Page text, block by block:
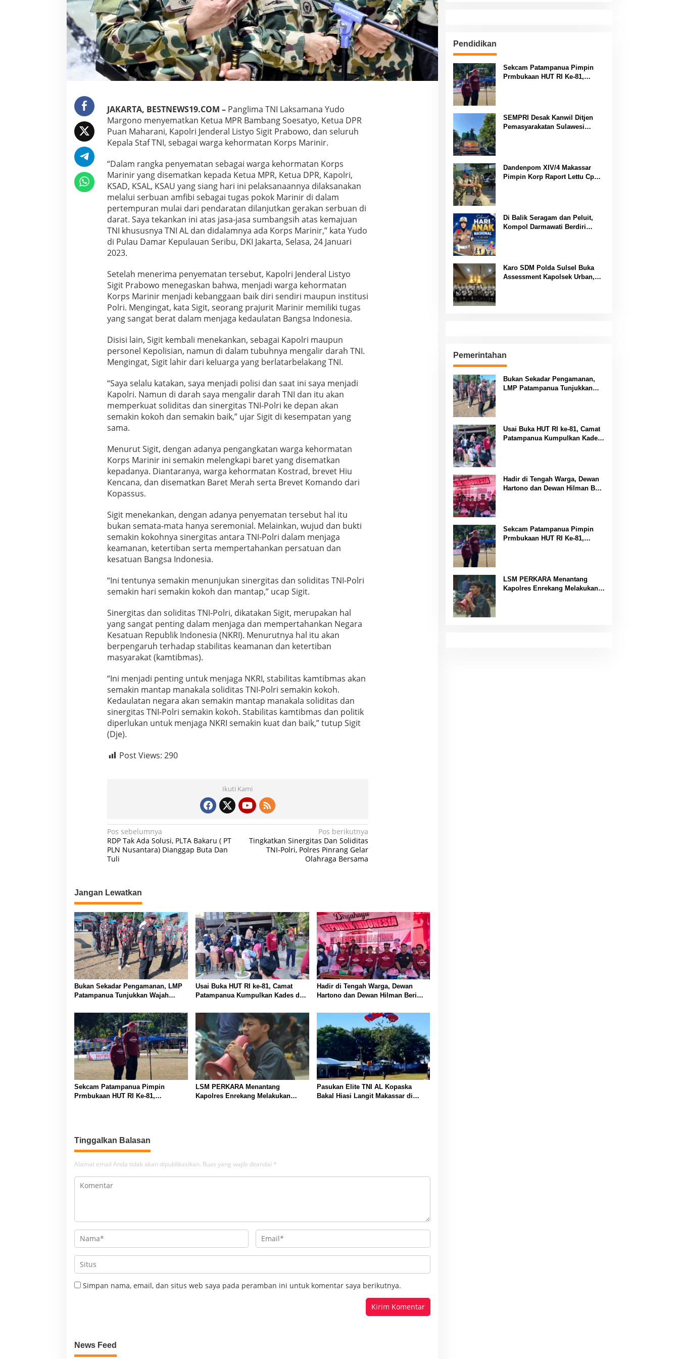
r
m
a
t
a
n
M
a
r
i
r
,
S
r
g
i
t
s
T
N
I
l
r
i
M
k
n
K
o
k
h
JAKARTA, BESTNEWS19.COM –Panglima TNI Laksamana Yudo
Margono menyematkan Ketua MPR Bambang Soesatyo, Ketua DPR
Puan Maharani, Kapolri Jenderal Listyo Sigit Prabowo, dan seluruh
Kepala Staf TNI, sebagai warga kehormatan Korps Marinir.
“Dalam rangka penyematan sebagai warga kehormatan Korps
Marinir yang disematkan kepada Ketua MPR, Ketua DPR, Kapolri,
KSAD, KSAL, KSAU yang siang hari ini pelaksanaannya dilaksanakan
melalui serbuan amfibi sebagai tugas pokok Marinir di dalam
pertempuran mulai dari pendaratan dilanjutkan gerakan serbuan di
darat. Saya tekankan ini atas jasa-jasa sumbangsih atas kemajuan
TNI khususnya TNI AL dan didalamnya ada Korps Marinir,” kata Yudo
di Pulau Damar Kepulauan Seribu, DKI Jakarta, Selasa, 24 Januari
2023.
Setelah menerima penyematan tersebut, Kapolri Jenderal Listyo
Sigit Prabowo menegaskan bahwa, menjadi warga kehormatan
Korps Marinir menjadi kebanggaan baik diri sendiri maupun institusi
Polri. Mengingat, kata Sigit, seorang prajurit Marinir memiliki tugas
yang sangat berat dalam menjaga kedaulatan Bangsa Indonesia.
Disisi lain, Sigit kembali menekankan, sebagai Kapolri maupun
personel Kepolisian, namun di dalam tubuhnya mengalir darah TNI.
Mengingat, Sigit lahir dari keluarga yang berlatarbelakang TNI.
“Saya selalu katakan, saya menjadi polisi dan saat ini saya menjadi
Kapolri. Namun di darah saya mengalir darah TNI dan itu akan
memperkuat soliditas dan sinergitas TNI-Polri ke depan akan
semakin kokoh dan semakin baik,” ujar Sigit di kesempatan yang
sama.
Menurut Sigit, dengan adanya pengangkatan warga kehormatan
Korps Marinir ini semakin melengkapi baret yang disematkan
kepadanya. Diantaranya, warga kehormatan Kostrad, brevet Hiu
Kencana, dan disematkan Baret Merah serta Brevet Komando dari
Kopassus.
Sigit menekankan, dengan adanya penyematan tersebut hal itu
bukan semata-mata hanya seremonial. Melainkan, wujud dan bukti
semakin kokohnya sinergitas antara TNI-Polri dalam menjaga
keamanan, ketertiban serta mempertahankan persatuan dan
kesatuan Bangsa Indonesia.
“Ini tentunya semakin menunjukan sinergitas dan soliditas TNI-Polri
semakin hari semakin kokoh dan mantap,” ucap Sigit.
Sinergitas dan soliditas TNI-Polri, dikatakan Sigit, merupakan hal
yang sangat penting dalam menjaga dan mempertahankan Negara
Kesatuan Republik Indonesia (NKRI). Menurutnya hal itu akan
berpengaruh terhadap stabilitas keamanan dan ketertiban
masyarakat (kamtibmas).
“Ini menjadi penting untuk menjaga NKRI, stabilitas kamtibmas akan
semakin mantap manakala soliditas TNI-Polri semakin kokoh.
Kedaulatan negara akan semakin mantap manakala soliditas dan
sinergitas TNI-Polri semakin kokoh. Stabilitas kamtibmas dan politik
diperlukan untuk menjaga NKRI semakin kuat dan baik,” tutup Sigit
(Dje).
Post Views: 290
Ikuti Kami
N
a
v
g
a
s
i
p
o
s
Pos sebelumnya
RDP Tak Ada Solusi, PLTA Bakaru ( PT
PLN Nusantara) Dianggap Buta Dan
Tuli
Pos berikutnya
Tingkatkan Sinergitas Dan Soliditas
TNI-Polri, Polres Pinrang Gelar
Olahraga Bersama
Jangan Lewatkan
Bukan Sekadar Pengamanan, LMP
Patampanua Tunjukkan Wajah
ke-81
Usai Buka HUT RI ke-81, Camat
Patampanua Kumpulkan Kades dan
Canda, Semua Fokus Mendengar!
Hadir di Tengah Warga, Dewan
Hartono dan Dewan Hilman Beri
HUT RI ke-81 di Maccirinna
Sekcam Patampanua Pimpin
Prmbukaan HUT RI Ke-81,
LSM PERKARA Menantang
Kapolres Enrekang Melakukan
Pasukan Elite TNI AL Kopaska
Bakal Hiasi Langit Makassar di
Tinggalkan Balasan
Alamat email Anda tidak akan dipublikasikan. Ruas yang wajib ditandai *
Simpan nama, email, dan situs web saya pada peramban ini untuk komentar saya berikutnya.
News Feed
Pendidikan
Sekcam Patampanua Pimpin
Prmbukaan HUT RI Ke-81,
SEMPRI Desak Kanwil Ditjen
Pemasyarakatan Sulawesi
Dandenpom XIV/4 Makassar
Pimpin Korp Raport Lettu Cpm
Di Balik Seragam dan Peluit,
Kompol Darmawati Berdiri
Karo SDM Polda Sulsel Buka
Assessment Kapolsek Urban,
Pemerintahan
Bukan Sekadar Pengamanan,
LMP Patampanua Tunjukkan
Usai Buka HUT RI ke-81, Camat
Patampanua Kumpulkan Kades
Hadir di Tengah Warga, Dewan
Hartono dan Dewan Hilman Beri
Sekcam Patampanua Pimpin
Prmbukaan HUT RI Ke-81,
LSM PERKARA Menantang
Kapolres Enrekang Melakukan